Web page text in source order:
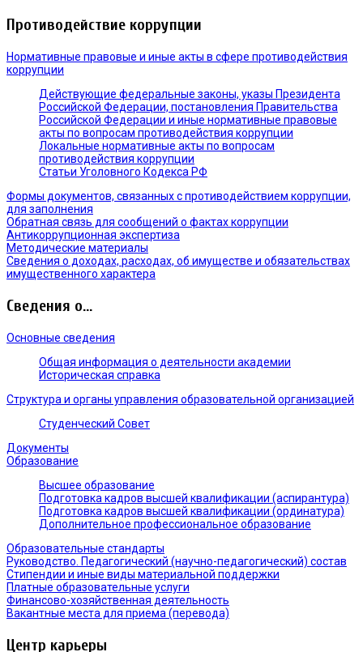
Противодействие коррупции
Нормативные правовые и иные акты в сфере противодействия
коррупции
Действующие федеральные законы, указы Президента
Российской Федерации, постановления Правительства
Российской Федерации и иные нормативные правовые
акты по вопросам противодействия коррупции
Локальные нормативные акты по вопросам
противодействия коррупции
Статьи Уголовного Кодекса РФ
Формы документов, связанных с противодействием коррупции,
для заполнения
Обратная связь для сообщений о фактах коррупции
Антикоррупционная экспертиза
Методические материалы
Сведения о доходах, расходах, об имуществе и обязательствах
имущественного характера
Сведения о...
Основные сведения
Общая информация о деятельности академии
Историческая справка
Структура и органы управления образовательной организацией
Студенческий Совет
Документы
Образование
Высшее образование
Подготовка кадров высшей квалификации (аспирантура)
Подготовка кадров высшей квалификации (ординатура)
Дополнительное профессиональное образование
Образовательные стандарты
Руководство. Педагогический (научно-педагогический) состав
Стипендии и иные виды материальной поддержки
Платные образовательные услуги
Финансово-хозяйственная деятельность
Вакантные места для приема (перевода)
Центр карьеры